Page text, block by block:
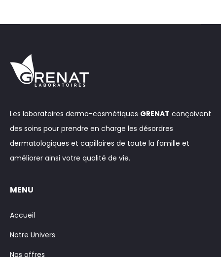
Les laboratoires dermo-cosmétiques GRENAT conçoivent
des soins pour prendre en charge les désordres
dermatologiques et capillaires de toute la famille et
améliorer ainsi votre qualité de vie.
MENU
Accueil
Notre Univers
Nos offres